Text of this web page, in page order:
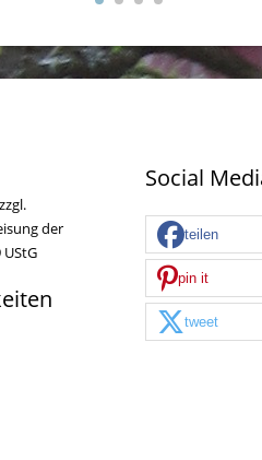
der
Social
teilen
pin it
tweet